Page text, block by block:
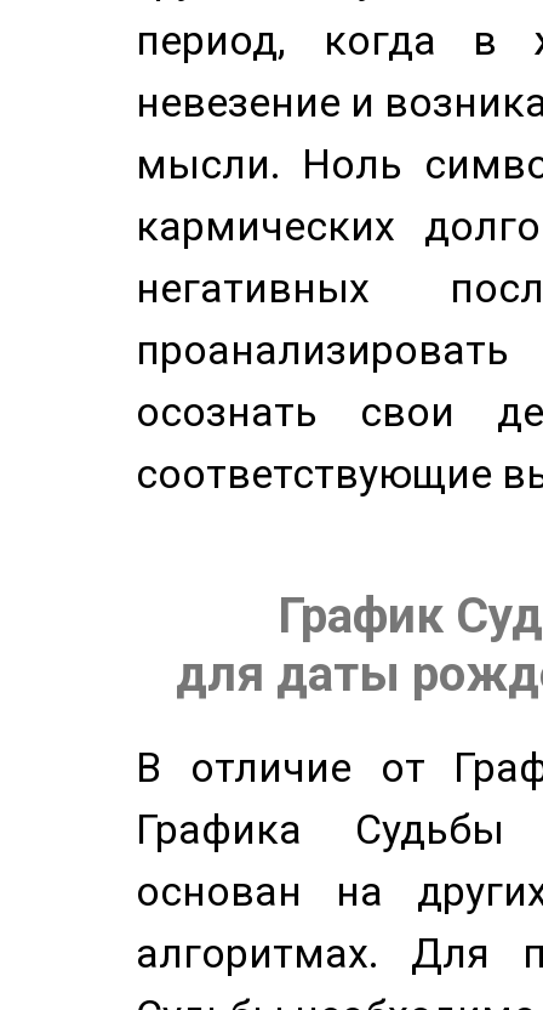
период, когда в
невезение и
мысли. Ноль
кармических
негативных
осознать свои
соответствующие
График
для даты
В отличие от
Графика
основан на
алгоритмах. Для